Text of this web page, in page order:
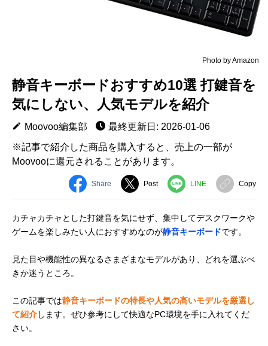
Photo by Amazon
静音キーボードおすすめ10選 打鍵音を
気にしない、人気モデルを紹介
Moovoo編集部
最終更新日: 2026-01-06
※記事で紹介した商品を購入すると、売上の一部が
Moovooに還元されることがあります。
Share Post LINE Copy
カチャカチャとした打鍵音を気にせず、集中してデスクワークや
ゲームを楽しみたい人におすすめなのが静音キーボードです。
見た目や機能性の異なるさまざまなモデルがあり、どれを選ぶべ
きか迷うところ。
この記事では静音キーボードの特長や人気の高いモデルを厳選し
て紹介します。ぜひ参考にして快適なPC環境を手に入れてくだ
さい。